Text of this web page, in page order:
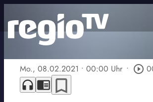
Mo., 08.02.2021 • 00:00 Uhr • play_circle_outline
headphones chrome_reader_mode bookmark_border